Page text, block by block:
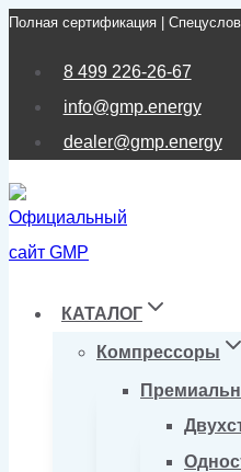
Перейти
Полная сертификация |
8 499 226-26-67
info@gmp.energy
dealer@gmp.energy
КАТАЛОГ
Компрессоры